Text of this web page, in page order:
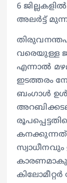
6
അലർട്ട്
വരെയുള്ള
എന്നാൽ
ഇടത്തരം
ബംഗാൾ
കനക്കുന്നത്.
സ്വാധീനവും